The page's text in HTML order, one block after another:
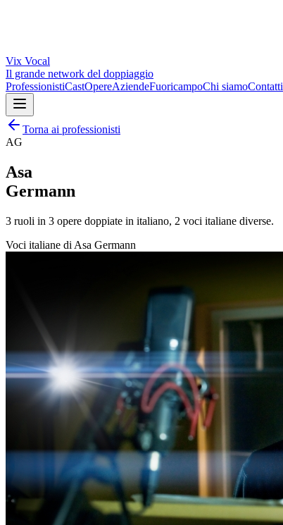
Vix Vocal
Il grande network del doppiaggio
ProfessionistiCastOpereAziendeFuoricampoChi siamoContatti
Torna ai professionisti
AG
Asa
Germann
3 ruoli in 3 opere doppiate in italiano, 2 voci italiane diverse.
Voci italiane di Asa Germann